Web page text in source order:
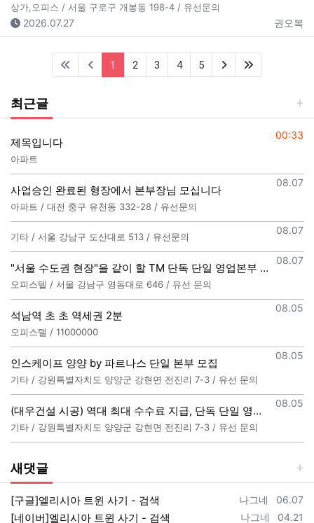
상가,오피스 / 서울 구로구 개봉동 198-4 / 유선문의
등록자
권오복
등록일
2026.07.27
1 (current)
2 3 4 5 (next)
최근글
등록일
00:33
제목입니다
아파트
등록일
08.07
사업승인 완료된 형장에서 본부장님 모십니다
아파트 / 대전 중구 유천동 332-28 / 유선문의
등록일
08.07
기타 / 서울 강남구 도산대로 513 / 유선문의
등록일
08.07
"서울 수도권 현장"을 같이 할 TM 단독 단일 영업본부 팀 선착순 모집
오피스텔 / 서울 강남구 영동대로 646 / 유선 문의
등록일
08.05
석남역 초 초 역세권 2분
오피스텔 / 11000000
등록일
08.05
인스케이프 양양 by 파르나스 단일 본부 모집
기타 / 강원특별자치도 양양군 강현면 전진리 7-3 / 유선 문의
등록일
08.05
(대우건설 시공) 역대 최대 수수료 지급, 단독 단일 영업본부 선착순 모집 (팀,팀원 개별문의 가능)
기타 / 강원특별자치도 양양군 강현면 전진리 7-3 / 유선 문의
새댓글
등록자
나그네 등록일
06.07
[구글]엘리시아 트윈 사기 - 검색
등록자
나그네 등록일
04.21
[네이버]엘리시아 트윈 사기 - 검색